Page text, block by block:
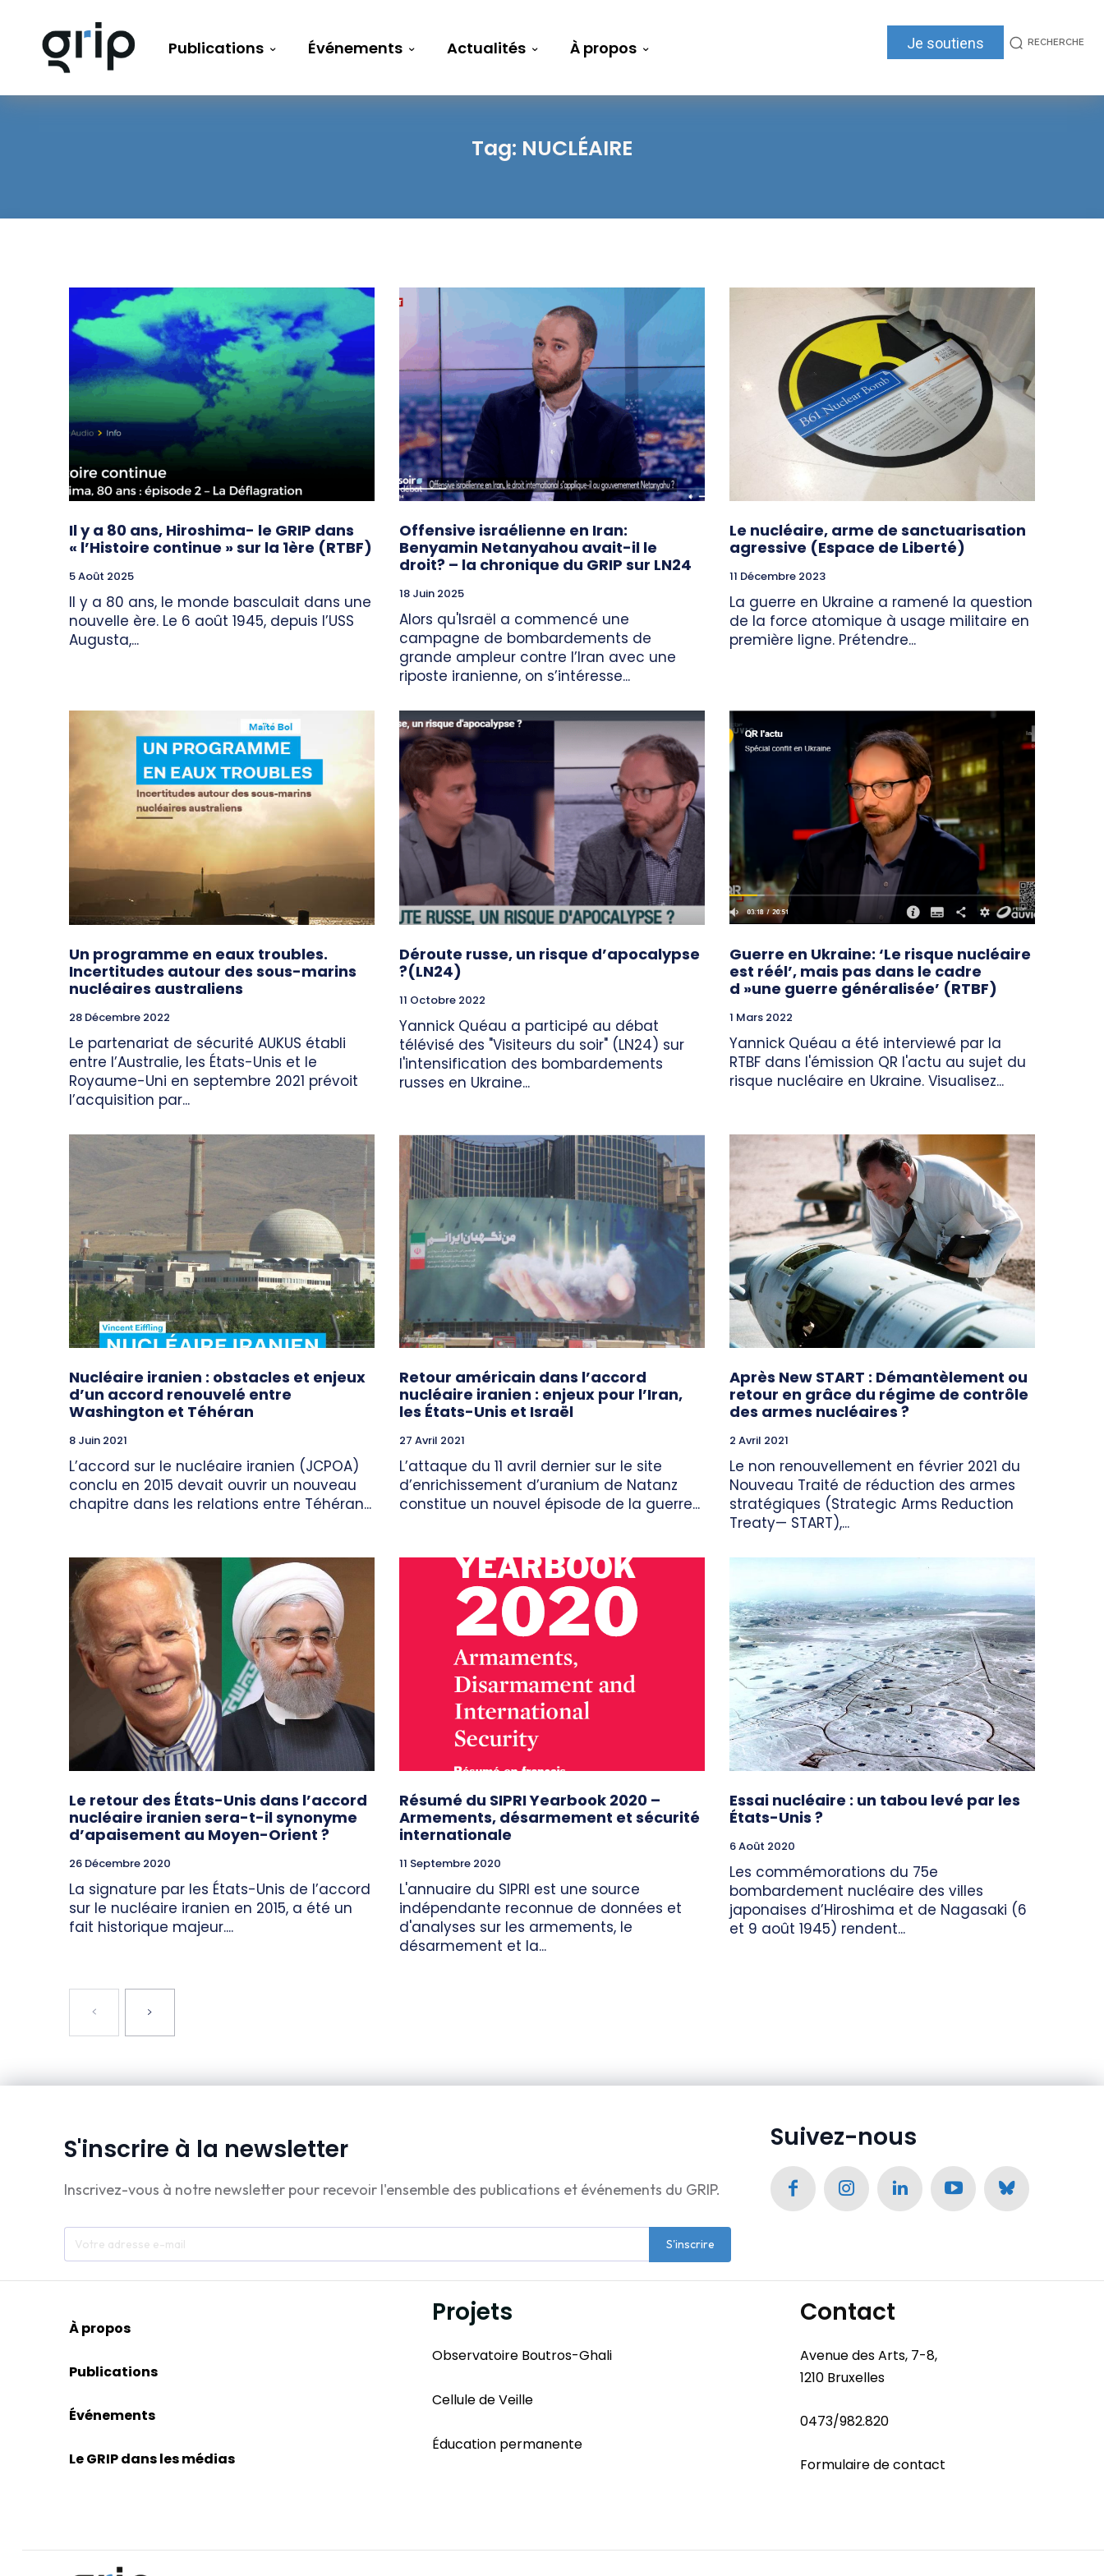
Publications Événements Actualités À propos Je soutiens RECHERCHE
Tag: NUCLÉAIRE
Il y a 80 ans, Hiroshima- le GRIP dans
« l’Histoire continue » sur la 1ère (RTBF)
5 Août 2025
Il y a 80 ans, le monde basculait dans une
nouvelle ère. Le 6 août 1945, depuis l’USS
Augusta,...
Offensive israélienne en Iran:
Benyamin Netanyahou avait-il le
droit? – la chronique du GRIP sur LN24
18 Juin 2025
Alors qu'Israël a commencé une
campagne de bombardements de
grande ampleur contre l’Iran avec une
riposte iranienne, on s’intéresse...
Le nucléaire, arme de sanctuarisation
agressive (Espace de Liberté)
11 Décembre 2023
La guerre en Ukraine a ramené la question
de la force atomique à usage militaire en
première ligne. Prétendre...
Un programme en eaux troubles.
Incertitudes autour des sous-marins
nucléaires australiens
28 Décembre 2022
Le partenariat de sécurité AUKUS établi
entre l’Australie, les États-Unis et le
Royaume-Uni en septembre 2021 prévoit
l’acquisition par...
Déroute russe, un risque d’apocalypse
?(LN24)
11 Octobre 2022
Yannick Quéau a participé au débat
télévisé des "Visiteurs du soir" (LN24) sur
l'intensification des bombardements
russes en Ukraine...
Guerre en Ukraine: ‘Le risque nucléaire
est réél’, mais pas dans le cadre
d »une guerre généralisée’ (RTBF)
1 Mars 2022
Yannick Quéau a été interviewé par la
RTBF dans l'émission QR l'actu au sujet du
risque nucléaire en Ukraine. Visualisez...
Nucléaire iranien : obstacles et enjeux
d’un accord renouvelé entre
Washington et Téhéran
8 Juin 2021
L’accord sur le nucléaire iranien (JCPOA)
conclu en 2015 devait ouvrir un nouveau
chapitre dans les relations entre Téhéran...
Retour américain dans l’accord
nucléaire iranien : enjeux pour l’Iran,
les États-Unis et Israël
27 Avril 2021
L’attaque du 11 avril dernier sur le site
d’enrichissement d’uranium de Natanz
constitue un nouvel épisode de la guerre...
Après New START : Démantèlement ou
retour en grâce du régime de contrôle
des armes nucléaires ?
2 Avril 2021
Le non renouvellement en février 2021 du
Nouveau Traité de réduction des armes
stratégiques (Strategic Arms Reduction
Treaty— START),...
Le retour des États-Unis dans l’accord
nucléaire iranien sera-t-il synonyme
d’apaisement au Moyen-Orient ?
26 Décembre 2020
La signature par les États-Unis de l’accord
sur le nucléaire iranien en 2015, a été un
fait historique majeur....
Résumé du SIPRI Yearbook 2020 –
Armements, désarmement et sécurité
internationale
11 Septembre 2020
L'annuaire du SIPRI est une source
indépendante reconnue de données et
d'analyses sur les armements, le
désarmement et la...
Essai nucléaire : un tabou levé par les
États-Unis ?
6 Août 2020
Les commémorations du 75e
bombardement nucléaire des villes
japonaises d’Hiroshima et de Nagasaki (6
et 9 août 1945) rendent...
S'inscrire à la newsletter
Inscrivez-vous à notre newsletter pour recevoir l'ensemble des publications et événements du GRIP.
S'inscrire
Suivez-nous
À propos
Publications
Événements
Le GRIP dans les médias
Projets
Observatoire Boutros-Ghali
Cellule de Veille
Éducation permanente
Contact
Avenue des Arts, 7-8,
1210 Bruxelles
0473/982.820
Formulaire de contact